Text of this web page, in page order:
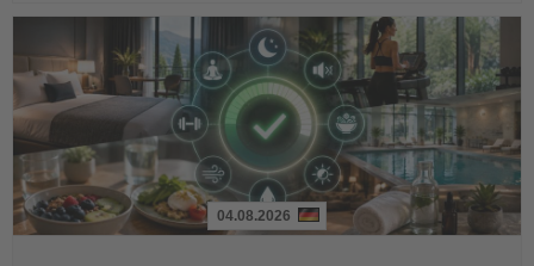
04.08.2026